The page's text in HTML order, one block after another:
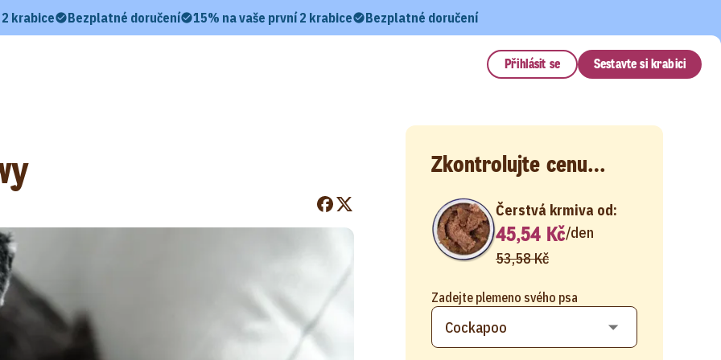
krabice Bezplatné doručení 15% na vaše první 2 krabice Bezplatné doručení
Přihlásit se Sestavte si krabici
Zkontrolujte cenu…
Zadejte plemeno svého psa
Čerstvá krmiva od:
45,54 Kč/den
53,58 Kč